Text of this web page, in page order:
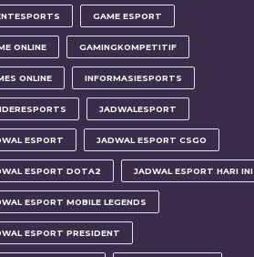
GAME ESPORT
ONLINE GAMINGKOMPETITIF
ONLINE INFORMASIESPORTS
JADWALESPORT
ESPORT JADWAL ESPORT CSGO
ESPORT DOTA2 JADWAL ESPORT HARI INI
ESPORT MOBILE LEGENDS
ESPORT PRESIDENT